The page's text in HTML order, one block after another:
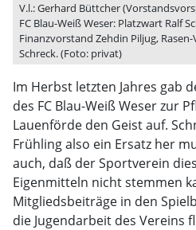
V.l.: Gerhard Büttcher
FC Blau-Weiß Weser: Platzwart Ralf
Finanzvorstand Zehdin Piljug,
Schreck. (Foto: privat)
Im Herbst letzten Jahres gab
des FC Blau-Weiß Weser zur
Lauenförde den Geist auf.
Frühling also ein Ersatz her
auch, daß der Sportverein
Eigenmitteln nicht stemmen
Mitgliedsbeiträge in den
die Jugendarbeit des Vereins